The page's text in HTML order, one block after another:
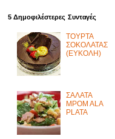
5 Δημοφιλέστερες Συνταγές
ΤΟΥΡΤΑ
ΣΟΚΟΛΑΤΑΣ
(ΕΥΚΟΛΗ)
ΣΑΛΑΤΑ
MPOM ALA
PLATA